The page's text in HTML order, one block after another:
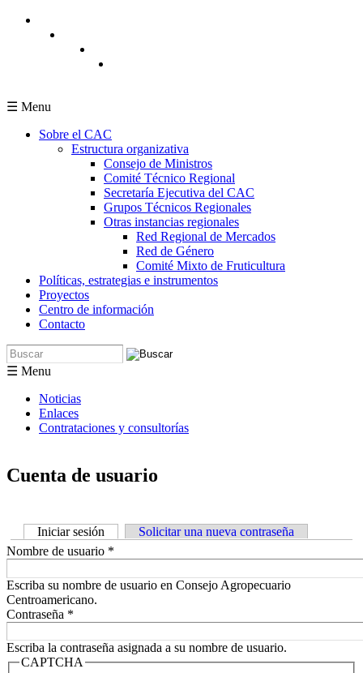
Pasar al contenido principal
☰ Menu
Sobre el CAC
Estructura organizativa
Consejo de Ministros
Comité Técnico Regional
Secretaría Ejecutiva del CAC
Grupos Técnicos Regionales
Otras instancias regionales
Red Regional de Mercados
Red de Género
Comité Mixto de Fruticultura
Políticas, estrategias e instrumentos
Proyectos
Centro de información
Contacto
Formulario de búsqueda
Buscar
☰ Menu
Noticias
Enlaces
Contrataciones y consultorías
Cuenta de usuario
Solapas principales
Iniciar sesión (solapa activa)
Solicitar una nueva contraseña
Nombre de usuario *
Escriba su nombre de usuario en Consejo Agropecuario
Centroamericano.
Contraseña *
Escriba la contraseña asignada a su nombre de usuario.
CAPTCHA